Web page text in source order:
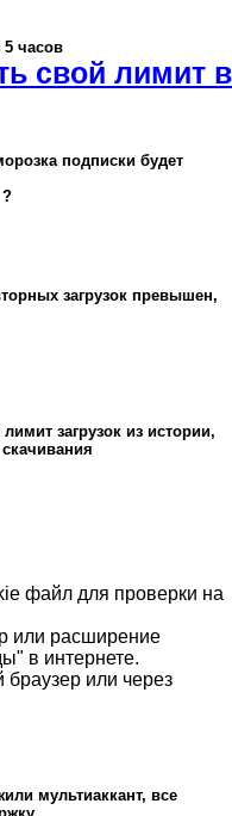
часов
свой лимит в
подписки будет
?
загрузок превышен,
загрузок из истории,
файл для проверки на
или расширение
в интернете.
браузер или через
мультиаккант, все